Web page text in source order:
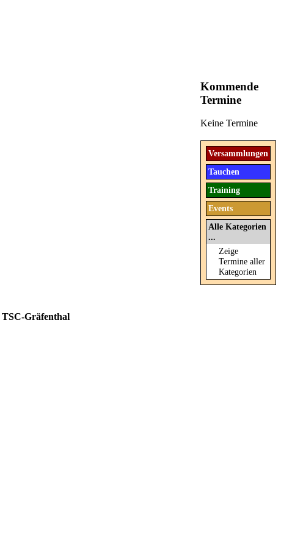
Kommende
Termine
Keine Termine
Versammlungen
Tauchen
Training
Events
Alle Kategorien
...
Zeige
Termine aller
Kategorien
TSC-Gräfenthal